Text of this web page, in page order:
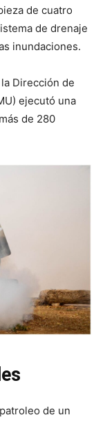
de cuatro
de drenaje
inundaciones.
Dirección de
ejecutó una
de 280
de un